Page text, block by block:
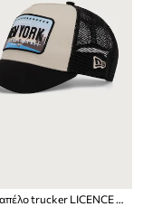
New Era καπέλο trucker LICENCE PLATE TRUCKER